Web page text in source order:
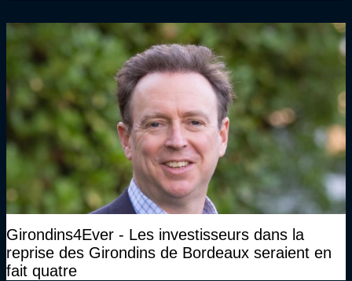
Girondins4Ever - Les investisseurs dans la
reprise des Girondins de Bordeaux seraient en
fait quatre